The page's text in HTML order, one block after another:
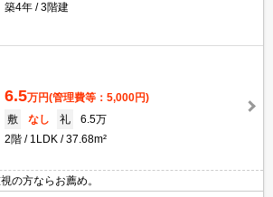
築4年
3階建
6.5万円(管理費等：5,000円)
敷
なし 礼
6.5万
2階
1LDK 37.68m²
の方ならお薦め。